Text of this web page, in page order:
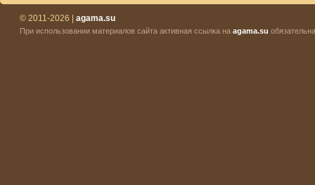
© 2011-2026 | agama.su
При использовании материалов сайта активная ссылка на agama.su